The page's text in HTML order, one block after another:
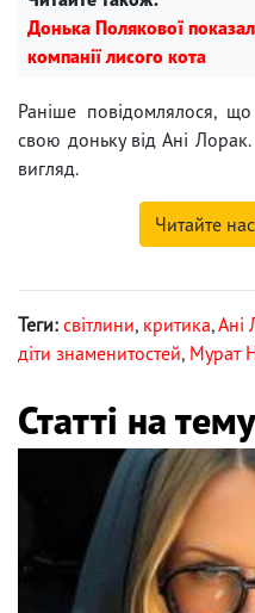
Донька Полякової
компанії лисого кота
Раніше повідомлялося,
свою доньку від Ані
вигляд.
Читайте
Теги: світлини, критика,Ані
діти знаменитостей, Мурат
Статті на тему